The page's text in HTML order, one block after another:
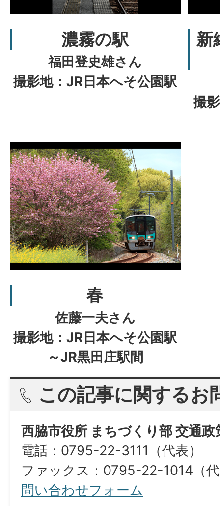
濃霧の駅
福田登史雄さん
撮影地：JR日本へそ公園駅
新
撮
春
佐藤一夫さん
撮影地：JR日本へそ公園駅
～JR黒田庄駅間
この記事に関するお
西脇市役所 まちづくり部 交通政
電話：0795-22-3111（代表）
ファックス：0795-22-1014（
問い合わせフォーム